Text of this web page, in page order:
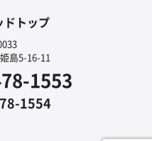
ドトップ
島5-16-11
1553
1554